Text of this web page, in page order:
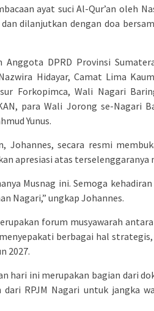
ayat suci Al-Qur’an oleh
dan dilanjutkan dengan doa
Anggota DPRD Provinsi
Hidayar, Camat Lima
Forkopimca, Wali Nagari
para Wali Jorong se-Nagari
Yunus.
Johannes, secara resmi
apresiasi atas terselenggaranya
Musnag ini. Semoga
Nagari,” ungkap Johannes.
forum musyawarah
berbagai hal
2027.
hari ini merupakan bagian dari
dari RPJM Nagari untuk jangka